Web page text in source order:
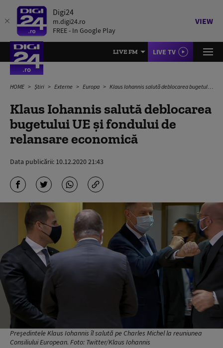
Digi24
m.digi24.ro
FREE - In Google Play
VIEW
LIVE FM LIVE TV
HOME Știri Externe Europa Klaus Iohannis salută deblocarea bugetului UE și fondului de relansare economică
Klaus Iohannis salută deblocarea
bugetului UE și fondului de
relansare economică
Data publicării: 10.12.2020 21:43
Președintele Klaus Iohannis îl salută pe Charles Michel la reuniunea
Consiliului European. Foto: Twitter/Klaus Iohannis